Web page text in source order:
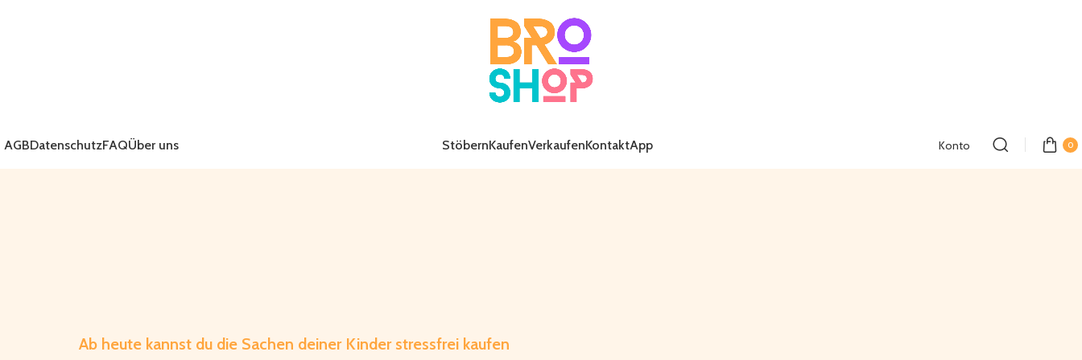
AGBDatenschutzFAQÜber uns StöbernKaufenVerkaufenKontaktApp Konto 0
Ab heute kannst du die Sachen deiner Kinder stressfrei kaufen
COOLES UND TRENDIGES FÜR